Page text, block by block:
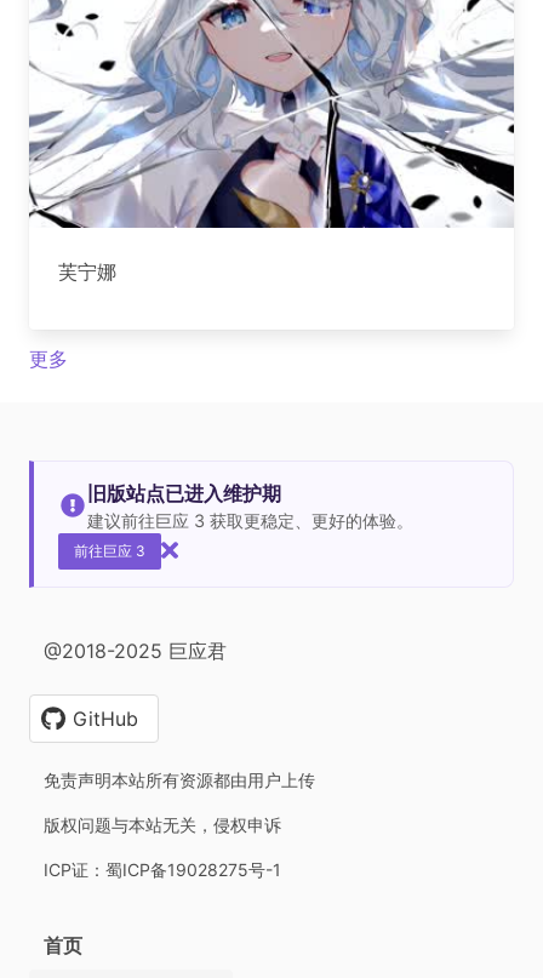
芙宁娜
更多
旧版站点已进入维护期
建议前往巨应 3 获取更稳定、更好的体验。
前往巨应 3
@2018-2025 巨应君
GitHub
免责声明本站所有资源都由用户上传
版权问题与本站无关，侵权申诉
ICP证：蜀ICP备19028275号-1
首页